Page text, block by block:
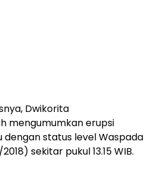
Dwikorita
mengumumkan erupsi
dengan status level Waspada
sekitar pukul 13.15 WIB.